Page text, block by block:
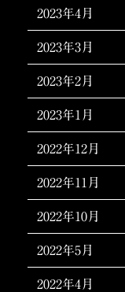
2023年4月
2023年3月
2023年2月
2023年1月
2022年12月
2022年11月
2022年10月
2022年5月
2022年4月